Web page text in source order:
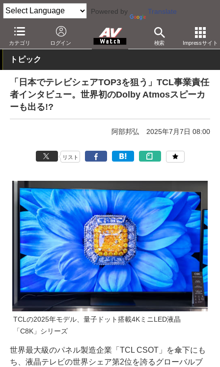
Powered by Translate
カテゴリ ログイン 検索 Impressサイト
AV Watch 製品 テレビ その他
トピック
「日本でテレビシェアTOP3を狙う」TCL事業責任
者インタビュー。世界初のDolby Atmosスピーカ
ーも出る!?
阿部邦弘 2025年7月7日 08:00
リスト
TCLの2025年モデル、量子ドット搭載4KミニLED液晶
「C8K」シリーズ
世界最大級のパネル製造企業「TCL CSOT」を傘下にも
ち、液晶テレビの世界シェア第2位を誇るグローバルブ